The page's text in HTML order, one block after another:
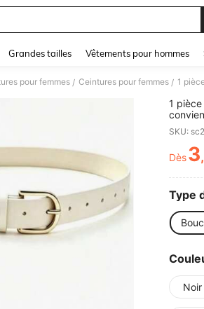
Grandes tailles Vêtements pour hommes
pour femmes / Ceintures pour femmes /
1
SKU:
Dès3
Type
Noir